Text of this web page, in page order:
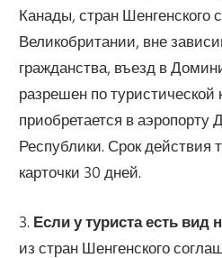
Канады, стран Шенгенского
Великобритании, вне
гражданства, въезд в
разрешен по туристической
приобретается в аэропорту
Республики. Срок действия
карточки 30 дней.
3. Если у туриста есть вид
из стран Шенгенского